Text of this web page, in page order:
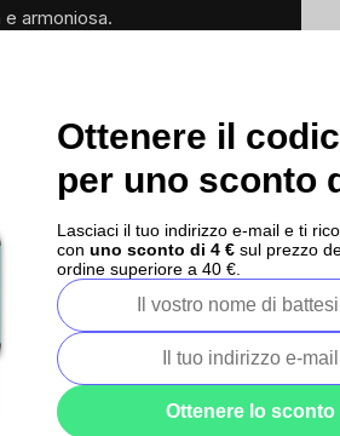
e armoniosa.
cambia
su cui abbiamo costruito
Ottenere il
per uno sconto
Lasciaci il tuo indirizzo e-mail e ti
con uno sconto di 4 € sul prezzo
ordine superiore a 40 €.
Ottenere lo sconto